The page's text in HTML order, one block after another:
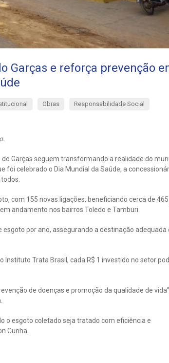
Garças e reforça prevenção
Obras Responsabilidade Social
Garças seguem transformando a realidade do
foi celebrado o Dia Mundial da Saúde, a
com 155 novas ligações, beneficiando cerca de 465
andamento nos bairros Toledo e Tamburi.
por ano, assegurando a destinação adequada
Trata Brasil, cada R$ 1 investido no setor
de doenças e promoção da qualidade de
o esgoto coletado seja tratado com eficiência e
Cunha.